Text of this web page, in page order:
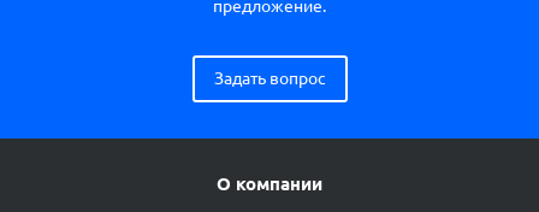
предложение.
Задать вопрос
О компании